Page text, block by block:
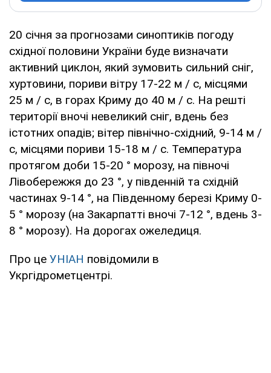
20 січня за прогнозами синоптиків погоду
східної половини України буде визначати
активний циклон, який зумовить сильний сніг,
хуртовини, пориви вітру 17-22 м / с, місцями
25 м / с, в горах Криму до 40 м / с. На решті
території вночі невеликий сніг, вдень без
істотних опадів; вітер північно-східний, 9-14 м /
с, місцями пориви 15-18 м / с. Температура
протягом доби 15-20 ° морозу, на півночі
Лівобережжя до 23 °, у південній та східній
частинах 9-14 °, на Південному березі Криму 0-
5 ° морозу (на Закарпатті вночі 7-12 °, вдень 3-
8 ° морозу). На дорогах ожеледиця.
Про це УНІАН повідомили в
Укргідрометцентрі.